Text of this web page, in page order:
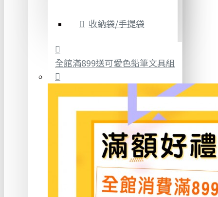
收納袋/手提袋
全館滿899送可愛色鉛筆文具組